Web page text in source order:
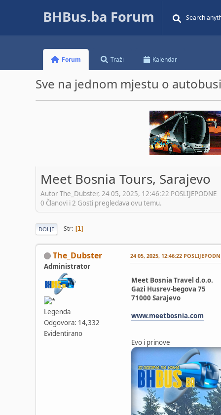
BHBus.ba Forum
Forum Traži Kalendar
Sve na jednom mjestu o
Meet Bosnia Tours, Sarajevo
Autor The_Dubster, 24 05, 2025, 12:46:22 POSLIJEPODNE
0 Članovi i 2 Gosti pregledava ovu temu.
DOLJE Str 1
The_Dubster
Administrator
Legenda
Odgovora: 14,332
Evidentirano
24 05, 2025, 12:46:22
Meet Bosnia Travel d.o.o.
Gazi Husrev-begova 75
71000 Sarajevo
www.meetbosnia.com
Evo i prinove